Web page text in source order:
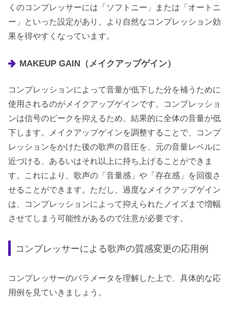
くのコンプレッサーには「ソフトニー」または「オートニ
ー」といった設定があり、より自然なコンプレッション効
果を得やすくなっています。
MAKEUP GAIN（メイクアップゲイン）
コンプレッションによって音量が低下した分を補うために
使用されるのがメイクアップゲインです。コンプレッショ
ンは信号のピークを抑えるため、結果的に全体の音量が低
下します。メイクアップゲインを調整することで、コンプ
レッションをかけた後の歌声の音圧を、元の音量レベルに
近づける、あるいはそれ以上に持ち上げることができま
す。これにより、歌声の「音量感」や「存在感」を回復さ
せることができます。ただし、過度なメイクアップゲイン
は、コンプレッションによって抑えられたノイズまで増幅
させてしまう可能性があるので注意が必要です。
コンプレッサーによる歌声の質感変更の応用例
コンプレッサーのパラメータを理解した上で、具体的な応
用例を見ていきましょう。